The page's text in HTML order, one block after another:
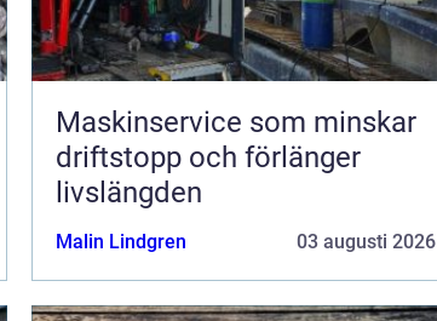
Maskinservice som minskar
driftstopp och förlänger
livslängden
Malin Lindgren 03 augusti 2026